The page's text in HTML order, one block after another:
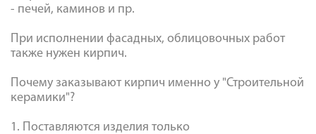
- печей, каминов и пр.
При исполнении фасадных, облицовочных работ
также нужен кирпич.
Почему заказывают кирпич именно у "Строительной
керамики"?
1. Поставляются изделия только